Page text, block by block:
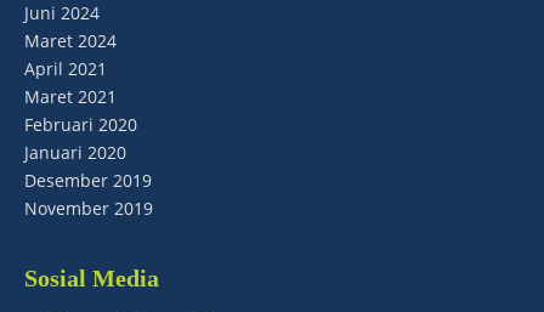
Juni 2024
Maret 2024
April 2021
Maret 2021
Februari 2020
Januari 2020
Desember 2019
November 2019
Sosial Media